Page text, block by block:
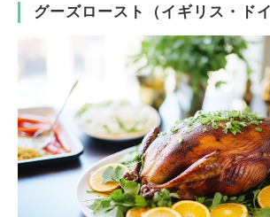
グーズロースト（イギリス・ドイ